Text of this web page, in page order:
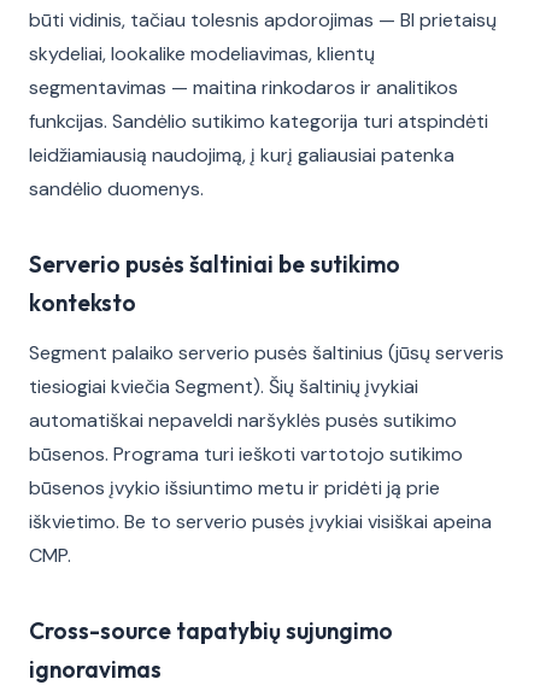
būti vidinis, tačiau tolesnis apdorojimas — BI prietaisų
skydeliai, lookalike modeliavimas, klientų
segmentavimas — maitina rinkodaros ir analitikos
funkcijas. Sandėlio sutikimo kategorija turi atspindėti
leidžiamiausią naudojimą, į kurį galiausiai patenka
sandėlio duomenys.
Serverio pusės šaltiniai be sutikimo
konteksto
Segment palaiko serverio pusės šaltinius (jūsų serveris
tiesiogiai kviečia Segment). Šių šaltinių įvykiai
automatiškai nepaveldi naršyklės pusės sutikimo
būsenos. Programa turi ieškoti vartotojo sutikimo
būsenos įvykio išsiuntimo metu ir pridėti ją prie
iškvietimo. Be to serverio pusės įvykiai visiškai apeina
CMP.
Cross-source tapatybių sujungimo
ignoravimas